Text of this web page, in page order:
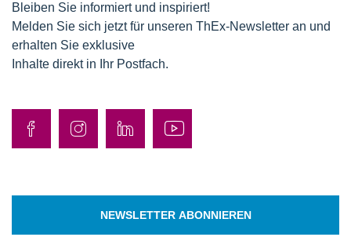
Bleiben Sie informiert und inspiriert!
Melden Sie sich jetzt für unseren ThEx-Newsletter an und
erhalten Sie exklusive
Inhalte direkt in Ihr Postfach.
NEWSLETTER ABONNIEREN